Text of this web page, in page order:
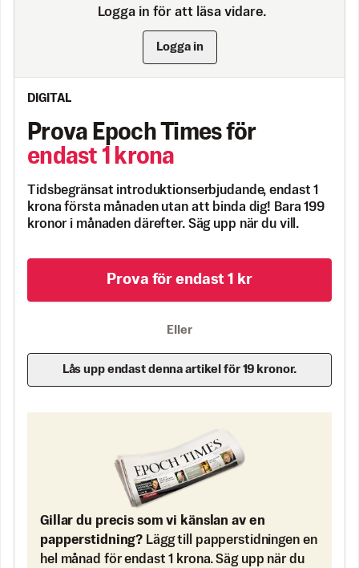
Logga in för att läsa vidare.
Logga in
DIGITAL
Prova Epoch Times för
endast 1 krona
Tidsbegränsat introduktionserbjudande, endast 1
krona första månaden utan att binda dig! Bara 199
kronor i månaden därefter. Säg upp när du vill.
Prova för endast 1 kr
Eller
Lås upp endast denna artikel för 19 kronor.
Gillar du precis som vi känslan av en
papperstidning? Lägg till papperstidningen en
hel månad för endast 1 krona. Säg upp när du